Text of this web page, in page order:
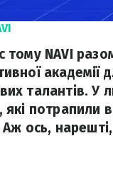
тому NAVI
талантів. У
які потрапили
Аж ось,